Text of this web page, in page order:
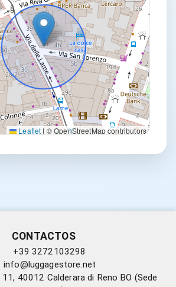
Leaflet | © OpenStreetMap contributors
CONTACTOS
+39 3272103298
info@luggagestore.net
11, 40012 Calderara di Reno BO (Sede